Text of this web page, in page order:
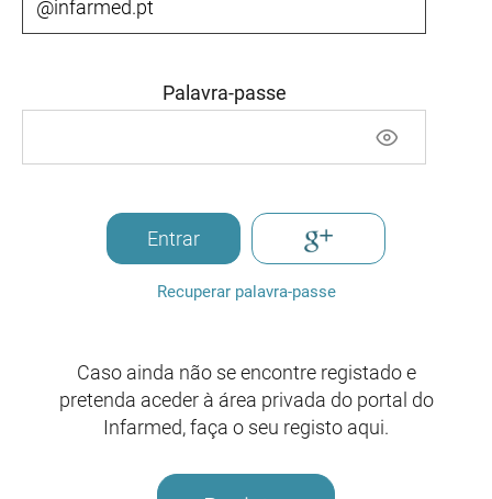
Palavra-passe
Entrar
Recuperar palavra-passe
Caso ainda não se encontre registado e
pretenda aceder à área privada do portal do
Infarmed, faça o seu registo aqui.